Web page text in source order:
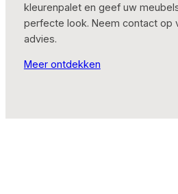
kleurenpalet en geef uw
perfecte look. Neem contact op
advies.
Meer ontdekken